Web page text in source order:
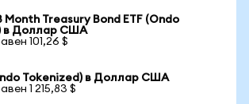
Month Treasury Bond ETF (Ondo
в Доллар США
101,26 $
Tokenized) в Доллар США
1 215,83 $